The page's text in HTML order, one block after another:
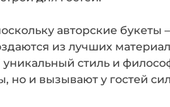
авторские
из лучших
стиль и
но и вызывают у гостей